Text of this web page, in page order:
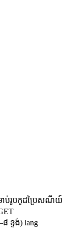
រាប់រូបកូដប្រៃសណីយ៍
ខ្ទង់) lang